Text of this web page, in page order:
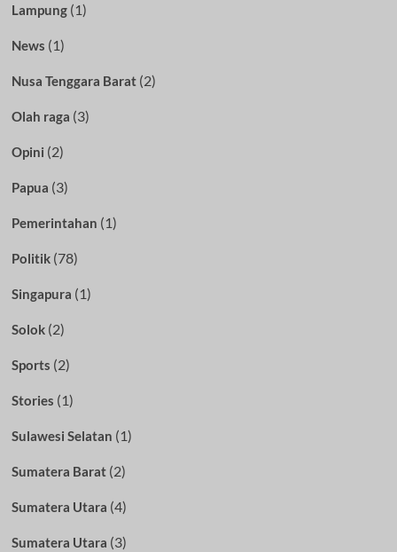
Lampung(1)
News (1)
Nusa Tenggara Barat(2)
Olah raga (3)
Opini (2)
Papua (3)
Pemerintahan (1)
Politik(78)
Singapura (1)
Solok(2)
Sports (2)
Stories (1)
Sulawesi Selatan (1)
Sumatera Barat(2)
Sumatera Utara (4)
Sumatera Utara (3)